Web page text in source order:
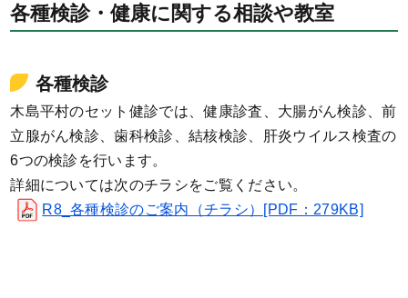
各種検診・健康に関する相談や教室
各種検診
木島平村のセット健診では、健康診査、大腸がん検診、前
立腺がん検診、歯科検診、結核検診、肝炎ウイルス検査の
6つの検診を行います。
詳細については次のチラシをご覧ください。
R8_各種検診のご案内（チラシ）[PDF：279KB]